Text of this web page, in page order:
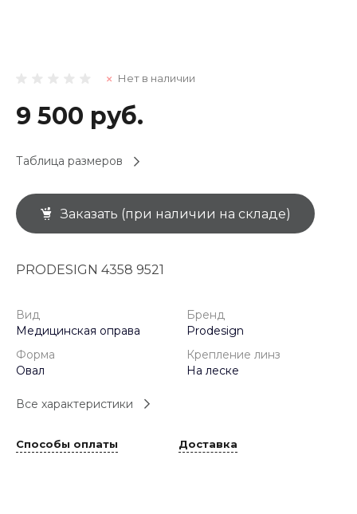
Нет в наличии
9 500 руб.
Таблица размеров
Заказать (при наличии на складе)
PRODESIGN 4358 9521
Вид
Медицинская оправа
Бренд
Prodesign
Форма
Овал
Крепление линз
На леске
Все характеристики
Способы оплаты Доставка